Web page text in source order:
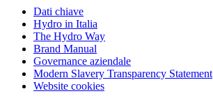
Dati chiave
Hydro in Italia
The Hydro Way
Brand Manual
Governance aziendale
Modern Slavery Transparency Statement
Website cookies